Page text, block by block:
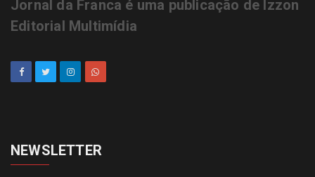
Jornal da Franca é uma publicação de Izzon
Editorial Multimídia
NEWSLETTER